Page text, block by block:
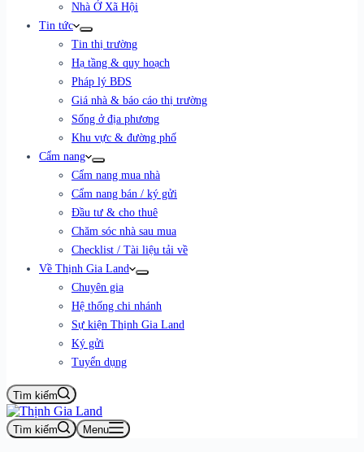
Nhà Ở Xã Hội
Tin tức
Tin thị trường
Hạ tầng & quy hoạch
Pháp lý BĐS
Giá nhà & báo cáo thị trường
Sống ở địa phương
Khu vực & đường phố
Cẩm nang
Cẩm nang mua nhà
Cẩm nang bán / ký gửi
Đầu tư & cho thuê
Chăm sóc nhà sau mua
Checklist / Tài liệu tải về
Về Thịnh Gia Land
Chuyên gia
Hệ thống chi nhánh
Sự kiện Thịnh Gia Land
Ký gửi
Tuyển dụng
Tìm kiếm
Tìm kiếm Menu